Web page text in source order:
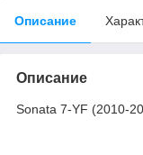
Описание
Описание
Sonata 7-YF (2010-